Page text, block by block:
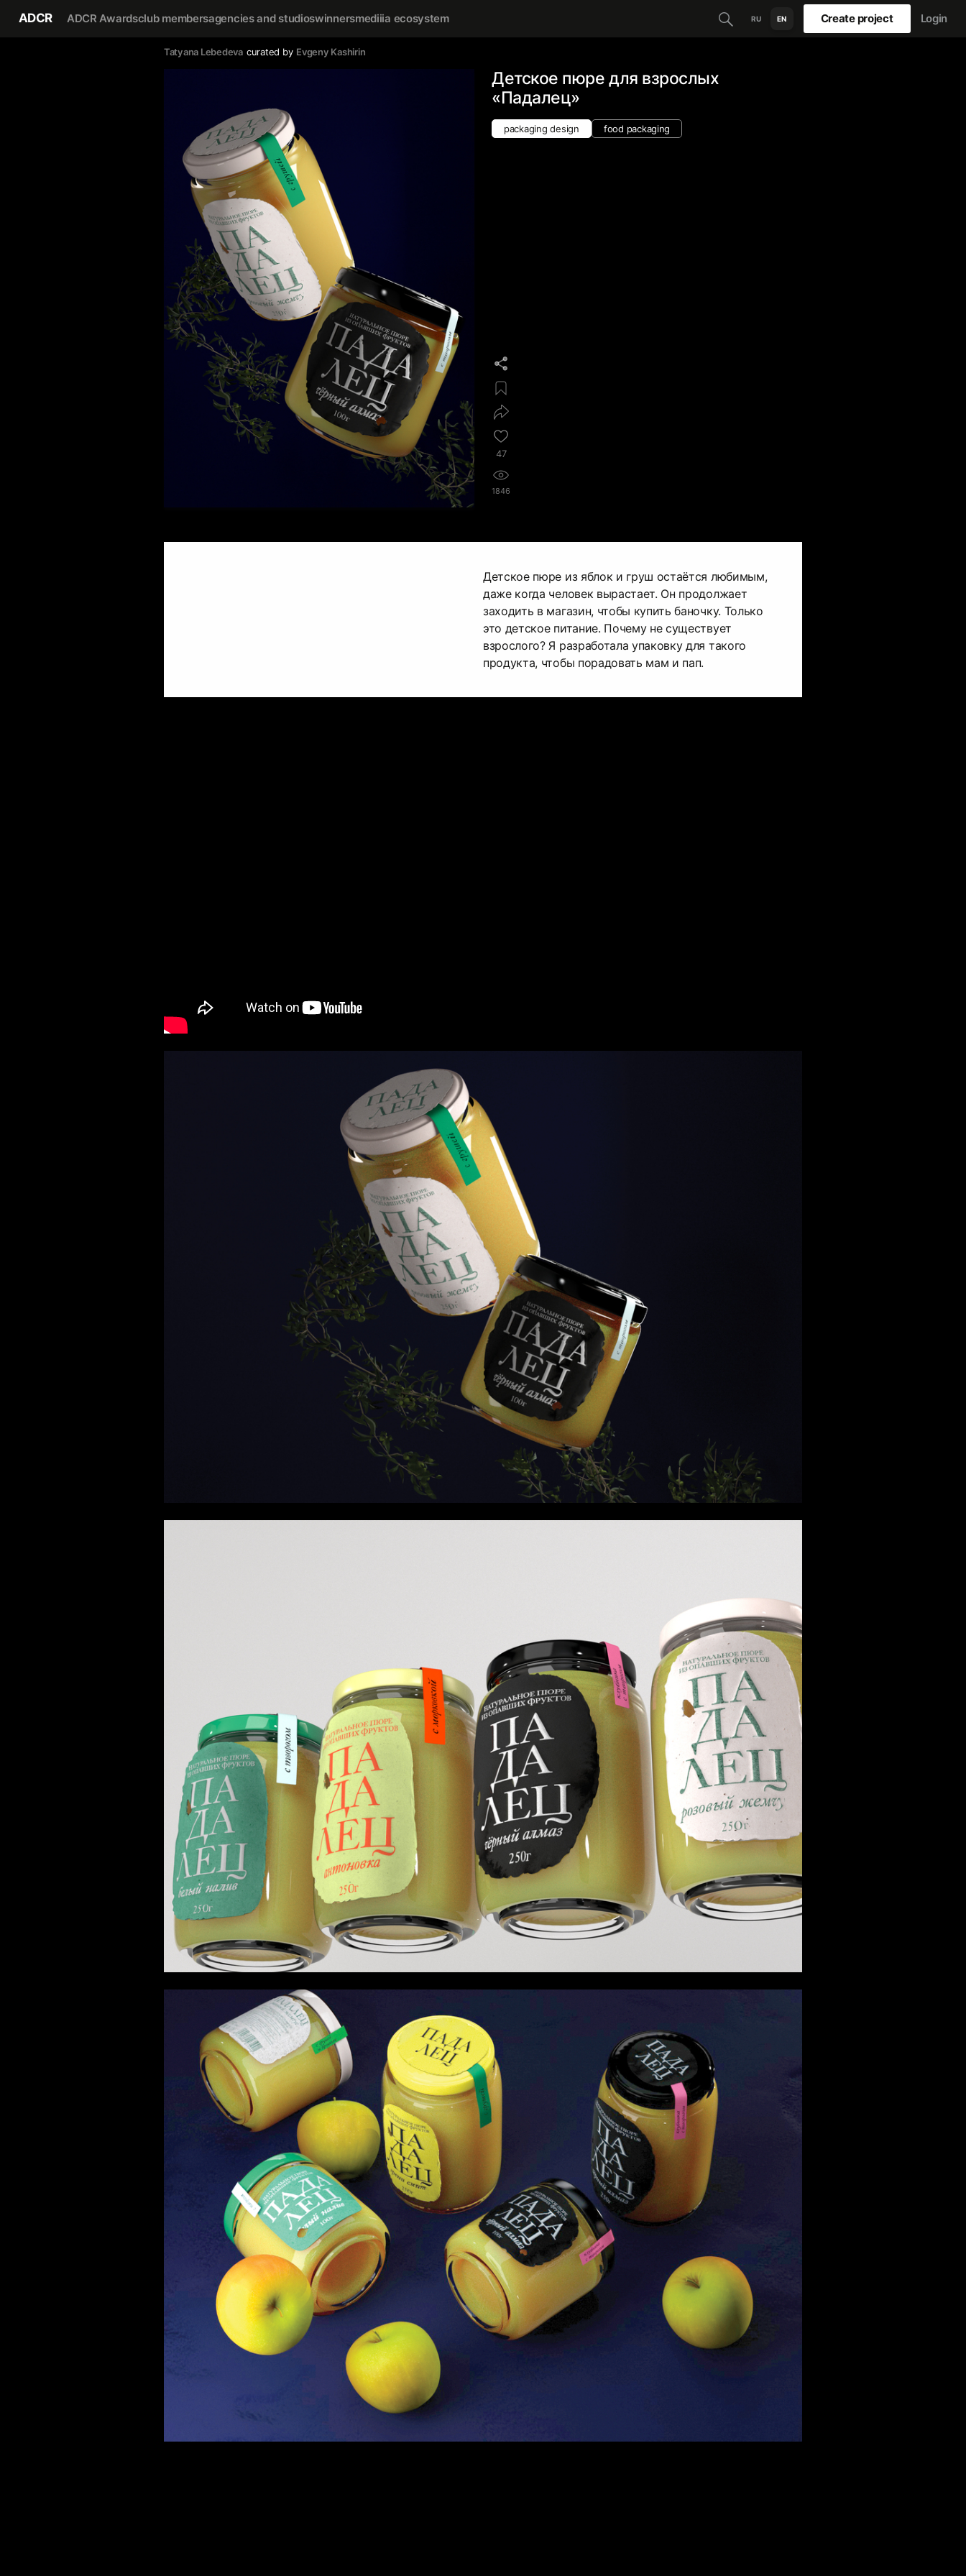
ADCR ADCR Awardsclub membersagencies and studioswinnersmediiia ecosystem RU EN Create project Login
Tatyana Lebedeva curated by Evgeny Kashirin
Детское пюре для взрослых
«Падалец»
packaging design food packaging
47
1846
Детское пюре из яблок и груш остаётся любимым,
даже когда человек вырастает. Он продолжает
заходить в магазин, чтобы купить баночку. Только
это детское питание. Почему не существует
взрослого? Я разработала упаковку для такого
продукта, чтобы порадовать мам и пап.